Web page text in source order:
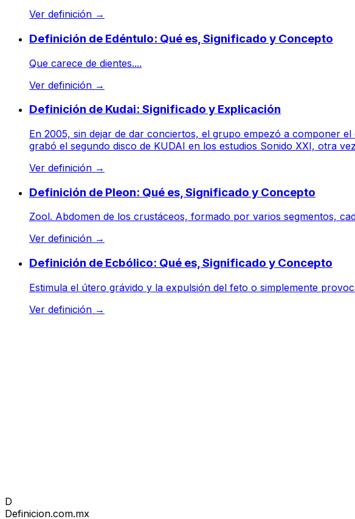
Ver definición →
Definición de Edéntulo: Qué es, Significado y Concepto
Que carece de dientes....
Ver definición →
Definición de Kudai: Significado y Explicación
En 2005, sin dejar de dar conciertos, el grupo empezó a componer
grabó el segundo disco de KUDAI en los estudios Sonido XXI, otra
Ver definición →
Definición de Pleon: Qué es, Significado y Concepto
Zool. Abdomen de los crustáceos, formado por varios segmentos,
Ver definición →
Definición de Ecbólico: Qué es, Significado y Concepto
Estimula el útero grávido y la expulsión del feto o simplemente
Ver definición →
D
Definicion.com.mx